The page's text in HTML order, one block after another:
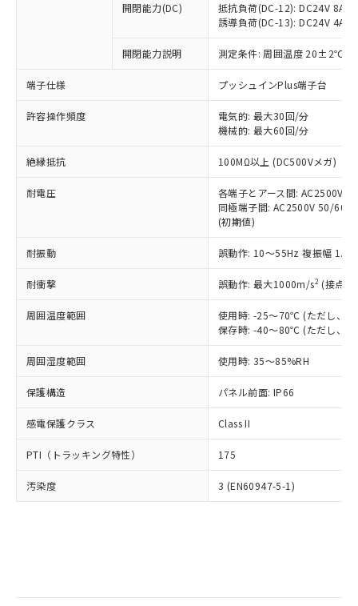
開閉能力(DC)
抵抗負荷(DC-12): DC24V 8A/
誘導負荷(DC-13): DC24V 4A/
開閉能力説明 測定条件: 周囲温度 20±2℃、
端子仕様 プッシュインPlus端子台
許容操作頻度
電気的: 最大30回/分
機械的: 最大60回/分
絶縁抵抗 100MΩ以上 (DC500Vメガ)
耐電圧
各端子とアース間: AC2500V
同極端子間: AC2500V 50/
(初期値)
耐振動 誤動作: 10～55Hz 複振幅
耐衝撃 誤動作: 最大1000m/s2 (接点
周囲温度範囲
使用時: -25～70℃ (ただし、氷
保存時: -40～80℃ (ただし、氷
周囲湿度範囲 使用時: 35～85%RH
保護構造 パネル前面: IP66
感電保護クラス Class II
PTI（トラッキング特性） 175
汚染度 3 (EN60947-5-1)
以下の条件をお読みいただき、同意のうえ
ご利用ください。
本サービスは、当社制御機器事業取扱
商品の当社在庫状況および標準価格
(税抜)を提供させていただくもので
当社制御機器事業取扱商品の中には、
本サービスの対象外となる商品もある
ことをご了承ください。
在庫状況および標準価格照会結果は、
記載している更新日時点での社内デー
タに基づき作成されるものであり、閲
覧された時点での実際の在庫および標
準価格とは異なる場合があることをご
正式な納期状況および標準価格はお客
様のお取引先、またはお客様担当のオ
ムロン制御機器販売店・当社販売員に
オムロン制御機器販売店や当社販売拠
販売ネットワーク
」をご確認
在庫状況および標準価格結果を当社の
事前の承諾なく第三者に漏洩または開
示しないようお願いします。
マイパーツ機能（部品リスト作成サー
ビス）をご利用いただくには、I-Web
品・サービスに関するお客様との取
対応予定なし：EU RoHS指令（10物質）の
非含有に非対応の商品で、対応品を出す予
調査・確認中：EU RoHS指令（10物質）の
非含有の対応状況を調査中または確認中の
商品です。
非該当品：ライセンス料など無形物で、有
害物質有無と関係のない商品です。
仕入先様の事情により、非含有部品として
いたものが、含有品と判明した場合などや
むを得ず変更することがあります。
鉛(Pb) 1000ppm以下、 水銀(Hg) 1000ppm以下、 カド
六価クロム(Cr(Ⅵ)) 1000ppm以下、ポリ臭化ビフェニル
類(PBB) 1000ppm以下、ポリ臭化ジフェニルエーテル類
ルベンジル（BBP） 1000ppm以下、フタル酸ジブチル
（DBP） 1000ppm以下、フタル酸ジイソブチル
但し、RoHS指令で産業用監視および制御機器に対する
適用除外項目は除く。
フタル酸エステル類の４物質については閾値を超える意
図的な使用がないことを確認しています。
部品在庫の切り替え状況などにより、予定
月が前後することがあります。
「○」：最大均質材料含有率が中国RoHSの
基準値以下であることを示します。
「×」：最大均質材料含有率が中国RoHSの
基準値を超えていることを示します。
「－」：未確認です。当社販売部門へお問
*中国RoHS10物質の基準値 (GB/T26572)：
Pb(鉛) :1000ppm、 Hg(水銀) : 1000ppm、 Cd(カドミウ
Cr(Ⅵ)(六価クロム) : 1000ppm、 PBBs(ポリ臭化ビフェ
ニル類) : 1000ppm、 PBDEs(ポリ臭化ジフェニルエーテ
ル類) : 1000ppm、
DBP(フタル酸ジブチル) : 1000ppm、 DIBP(フタル酸ジ
イソブチル) : 1000ppm、 BBP(フタル酸ブチルベンジ
DEHP(フタル酸ビス(2-エチルヘキシル)) : 1000ppm
「ｅ」：有害物質（10物質）のすべてが基
準値以下であることを示します。
「10」：通常の使用状況下において有害物
質が外部に漏えいし、環境に深刻な影響を
及ぼさない年数を意味します。
当社は、これら貴社製品のうち、外国
為替および外国貿易法に定める商品
（以下｢規制貨物等」という）を輸出
または国外への提供する場合は、日本
国政府の輸出許可(または役務取引許
可)を取得するなどの必要な手続きを
当社は規制貨物を破棄する場合は、完
全に破砕するなど、違法に輸出されな
いよう必要な手段を講じます。
当社は貴社製品を、核兵器、ミサイ
ル、化学兵器、生物兵器またはその他
武器並びにこれらの製造装置等に一切
当社は、貴社製品を第三者に販売する
場合は、上記1、2および3の内容を当
該第三者に通知します。また当社は、
販売先および販売に係わる関係者が違
法に輸出するおそれがある場合は、取
り引きをいたしません。
一定数以上の在庫あり
一定数には満たないが在庫あり
在庫なし(最新の在庫状況につ
いては、お客様のお取引先、ま
たはお客様担当のオムロン制御
機器販売店・当社販売員にご確
受注生産機種、また在庫状況の
情報を公開していない機種